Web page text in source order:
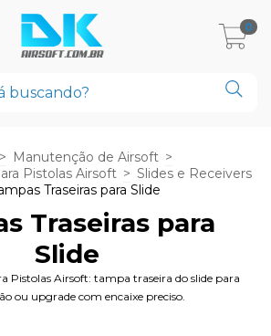
0
> Manutenção de Airsoft >
Pistolas Airsoft > Slides e Receivers
Traseiras para Slide
Traseiras para
Slide
Pistolas Airsoft: tampa traseira do slide para
ou upgrade com encaixe preciso.